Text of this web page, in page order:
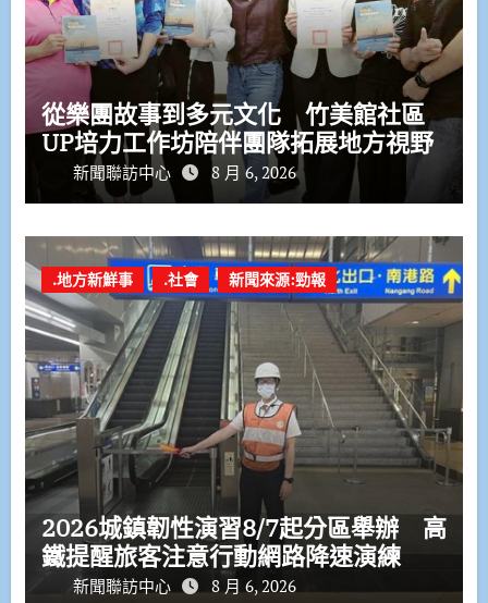
從樂團故事到多元文化 竹美館社區
UP培力工作坊陪伴團隊拓展地方視野
新聞聯訪中心 8 月 6, 2026
.地方新鮮事 .社會 新聞來源:勁報
2026城鎮韌性演習8/7起分區舉辦 高
鐵提醒旅客注意行動網路降速演練
新聞聯訪中心 8 月 6, 2026